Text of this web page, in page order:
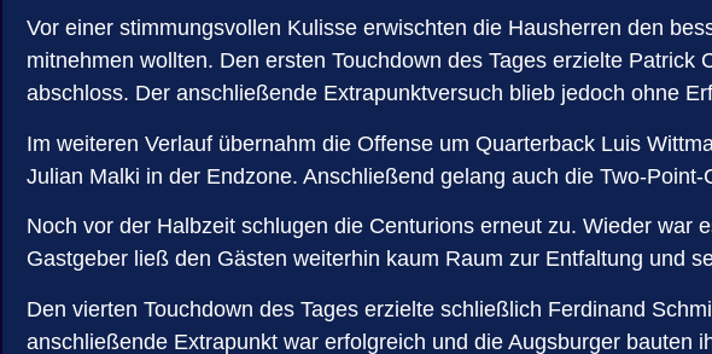
Vor einer stimmungsvollen Kulisse erwischten die Hausherren den
mitnehmen wollten. Den ersten Touchdown des Tages erzielte
abschloss. Der anschließende Extrapunktversuch blieb jedoch ohne
Im weiteren Verlauf übernahm die Offense um Quarterback Luis
Julian Malki in der Endzone. Anschließend gelang auch die Two-
Noch vor der Halbzeit schlugen die Centurions erneut zu. Wieder
Gastgeber ließ den Gästen weiterhin kaum Raum zur Entfaltung und
Den vierten Touchdown des Tages erzielte schließlich Ferdinand
anschließende Extrapunkt war erfolgreich und die Augsburger bauten